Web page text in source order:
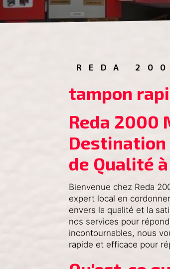
REDA
tampon
Reda 2000
Destination
de Qualité
Bienvenue chez Reda
expert local en
envers la qualité et la
nos services pour
incontournables, nous
rapide et efficace pour